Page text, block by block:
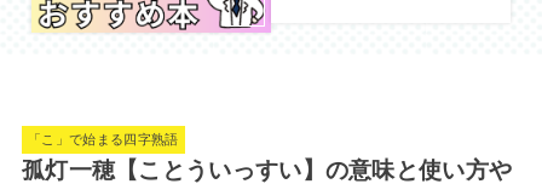
「こ」で始まる四字熟語
孤灯一穂【ことういっすい】の意味と使い方や